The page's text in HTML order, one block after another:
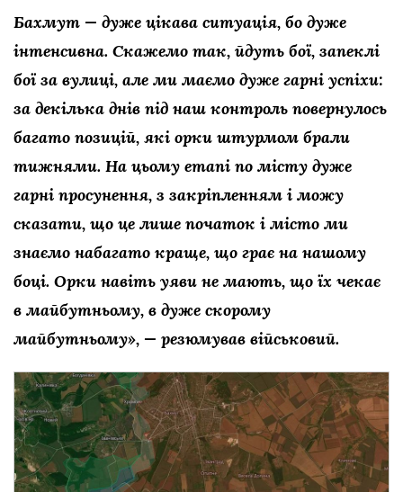
Бахмут — дуже цікава ситуація, бо дуже
інтенсивна. Скажемо так, йдуть бої, запеклі
бої за вулиці, але ми маємо дуже гарні успіхи:
за декілька днів під наш контроль повернулось
багато позицій, які орки штурмом брали
тижнями. На цьому етапі по місту дуже
гарні просунення, з закріпленням і можу
сказати, що це лише початок і місто ми
знаємо набагато краще, що грає на нашому
боці. Орки навіть уяви не мають, що їх чекає
в майбутньому, в дуже скорому
майбутньому», — резюмував військовий.